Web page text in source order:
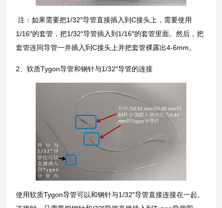
注：如果需要把1/32″导管直接插入到C接头上，需要使用
1/16″的套管，把1/32″导管插入到1/16″的套管里面。然后，把
套管连同导管一并插入到C接头上并把套管裸露出4-6mm。
2、软质Tygon导管和钢针与1/32″导管的连接
使用软质Tygon导管可以和钢针与1/32″导管直接连接在一起。